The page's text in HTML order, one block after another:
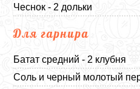
Чеснок - 2 дольки
Для гарнира
Батат средний - 2 клубня
Соль и черный молотый